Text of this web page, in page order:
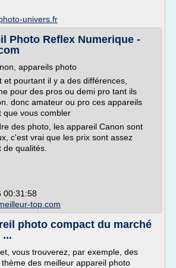
univers.fr
Photo Reflex Numerique -
appareils photo
et pourtant il y a des différences,
pour des pros ou demi pro tant ils
donc amateur ou pro ces appareils
que vous combler
des photo, les appareil Canon sont
c'est vrai que les prix sont assez
de qualités.
00:31:58
top.com
photo compact du marché
...
vous trouverez, par exemple, des
des meilleur appareil photo